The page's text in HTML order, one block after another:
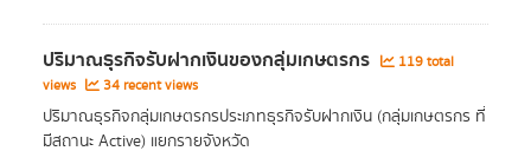
ปริมาณธุรกิจรับฝากเงินของกลุ่มเกษตรกร
119 total
views
34 recent views
ปริมาณธุรกิจกลุ่มเกษตรกรประเภทธุรกิจรับฝากเงิน (กลุ่มเกษตรกร ที่
มีสถานะ Active) แยกรายจังหวัด